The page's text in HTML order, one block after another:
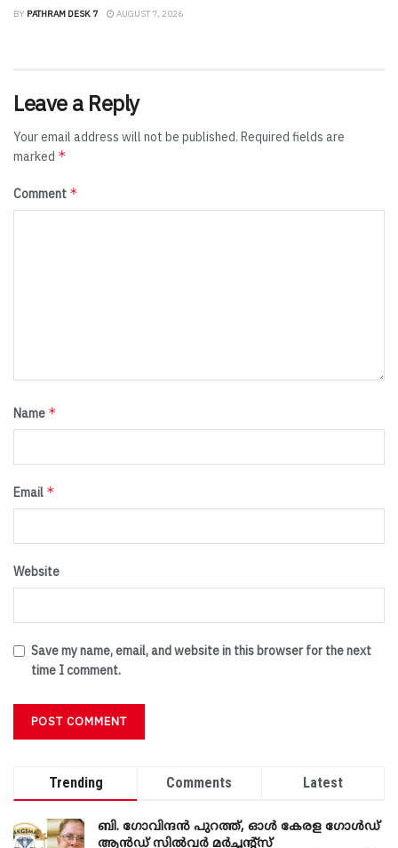
BY PATHRAM DESK 7 AUGUST 7, 2026
Leave a Reply
Your email address will not be published. Required fields are
marked *
Comment *
Name *
Email *
Website
Save my name, email, and website in this browser for the next
time I comment.
Trending Comments Latest
ബി. ​ഗോവിന്ദൻ പുറത്ത്, ഓൾ കേരള ഗോൾഡ്
ആൻഡ് സിൽവർ മർച്ചന്റ്സ്